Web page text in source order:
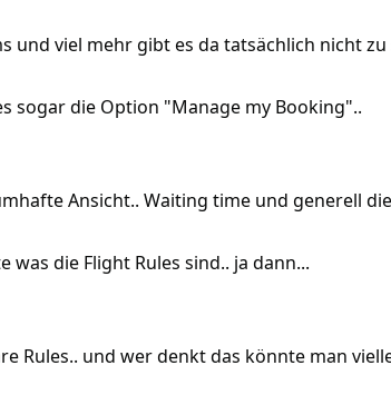
und viel mehr gibt es da tatsächlich nicht zu
sogar die Option "Manage my Booking"..
Ansicht.. Waiting time und generell
die Flight Rules sind.. ja dann...
Rules.. und wer denkt das könnte man